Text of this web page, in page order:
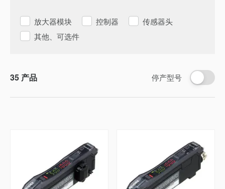
放大器模块 控制器
传感器头
其他、可选件
停产型号
35 产品